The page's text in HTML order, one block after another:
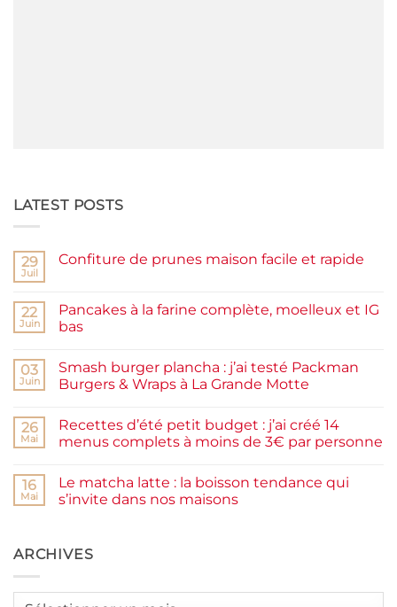
LATEST POSTS
29
Juil
Confiture de prunes maison facile et rapide
Confiture
de
prunes
et
rapide
22
Juin
Pancakes à la farine complète, moelleux et IG
bas
sur
Pancakes
à
complète,
moelleux
et
03
Juin
Smash burger plancha : j’ai testé Packman
Burgers & Wraps à La Grande Motte
sur
Smash
burger
testé
Packman
Burgers &
Grande
Motte
26
Mai
Recettes d’été petit budget : j’ai créé 14
menus complets à moins de 3€ par personne
sur
Recettes
d’été
j’ai
créé
16
Mai
Le matcha latte : la boisson tendance qui
s’invite dans nos maisons
Le
matcha
ARCHIVES
Archives